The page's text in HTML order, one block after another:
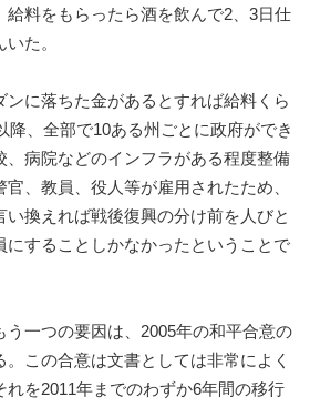
給料をもらったら酒を飲んで2、3日仕
た。
に落ちた金があるとすれば給料くら
降、全部で10ある州ごとに政府ができ
、病院などのインフラがある程度整備
、教員、役人等が雇用されたため、
換えれば戦後復興の分け前を人びと
にすることしかなかったということで
一つの要因は、2005年の和平合意の
この合意は文書としては非常によく
れを2011年までのわずか6年間の移行